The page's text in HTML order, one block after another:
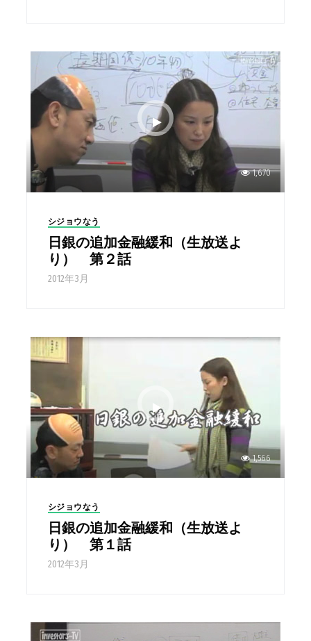
1,670
シジョウなう
日銀の追加金融緩和（生放送よ
り） 第２話
2012年3月
1,566
シジョウなう
日銀の追加金融緩和（生放送よ
り） 第１話
2012年3月